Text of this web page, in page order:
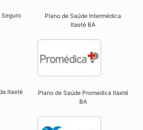
Seguro
Plano de Saúde Intermédica
Itaeté BA​
Itaeté
Plano de Saúde Promedica Itaeté
BA